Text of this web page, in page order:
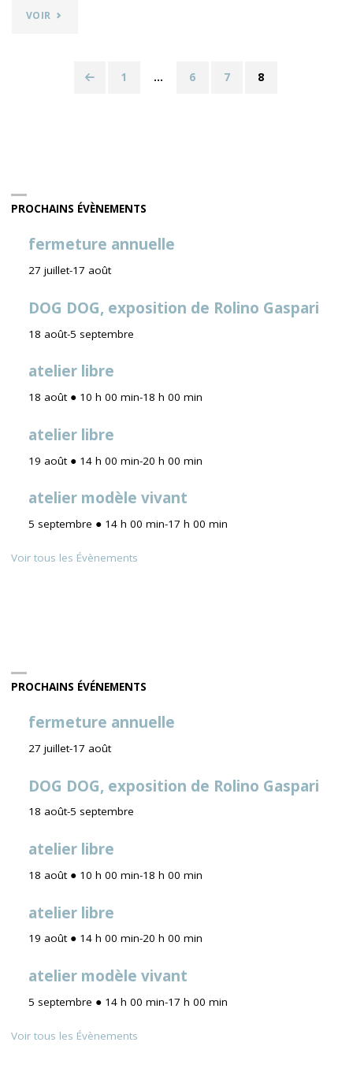
VOIR "PREMIÈRE
1 … 6 7 8
PROCHAINS ÉVÈNEMENTS
fermeture annuelle
27 juillet-17 août
DOG DOG, exposition de Rolino Gaspari
18 août-5 septembre
atelier libre
18 août ● 10 h 00 min-18 h 00 min
atelier libre
19 août ● 14 h 00 min-20 h 00 min
atelier modèle vivant
5 septembre ● 14 h 00 min-17 h 00 min
Voir tous les Évènements
PROCHAINS ÉVÉNEMENTS
fermeture annuelle
27 juillet-17 août
DOG DOG, exposition de Rolino Gaspari
18 août-5 septembre
atelier libre
18 août ● 10 h 00 min-18 h 00 min
atelier libre
19 août ● 14 h 00 min-20 h 00 min
atelier modèle vivant
5 septembre ● 14 h 00 min-17 h 00 min
Voir tous les Évènements